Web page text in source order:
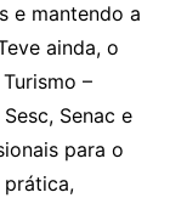
e mantendo a
ainda, o
–
Senac e
para o